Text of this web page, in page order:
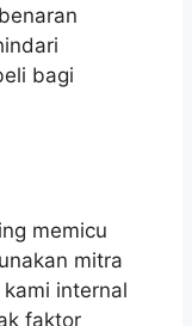
bagi
memicu
mitra
internal
faktor